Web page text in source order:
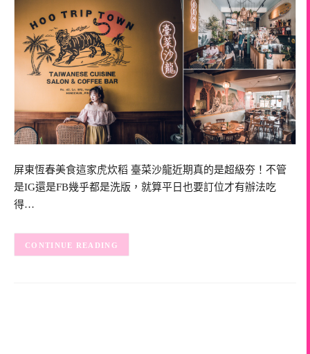
屏東恆春美食這家虎炊稻 臺菜沙龍近期真的是超級夯！不管
是IG還是FB幾乎都是洗版，就算平日也要訂位才有辦法吃
得…
CONTINUE READING